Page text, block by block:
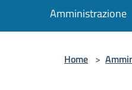
Amministrazione
Home >